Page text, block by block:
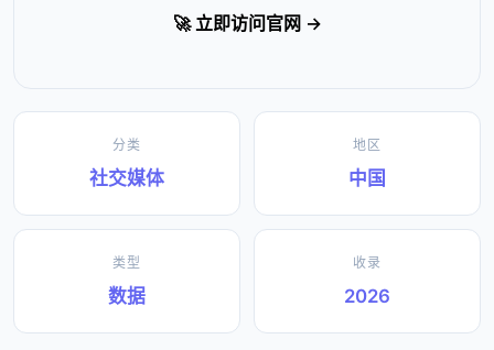
🚀 立即访问官网 →
分类
社交媒体
地区
中国
类型
数据
收录
2026